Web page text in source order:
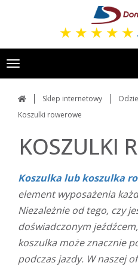
★ ★ ★ ★ ★
Toggle
navigation
Sklep internetowy
Koszulki rowerowe
KOSZULKI
Koszulka lub koszulka
element wyposażenia
Niezależnie od tego, czy
doświadczonym
koszulka może znacznie
podczas jazdy. W naszej